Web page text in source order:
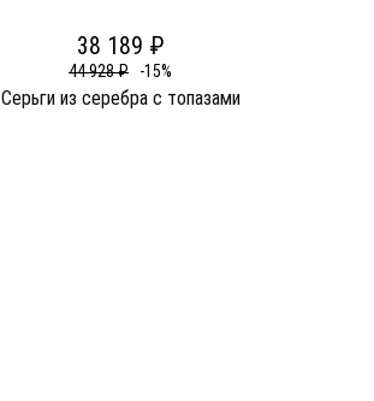
38 189 ₽
44 928 ₽ -15%
Серьги из серебра c топазами